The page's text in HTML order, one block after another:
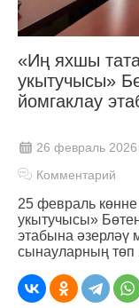
«Иң яхшы
укытучысы»
йомгаклау
26 февраль 2026
Комментарий
25 февраль
укытучысы»
этабына әзерләү
сынауларның